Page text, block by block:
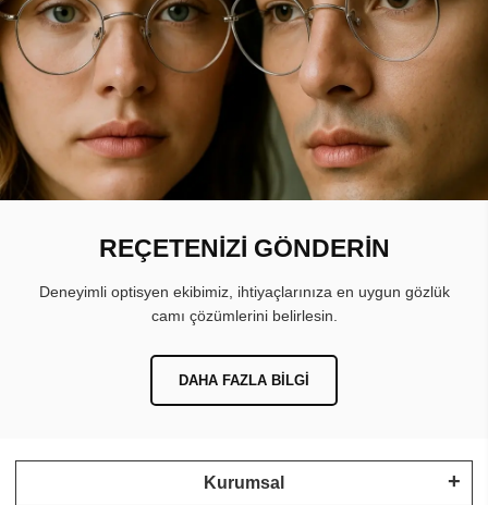
REÇETENİZİ GÖNDERİN
Deneyimli optisyen ekibimiz, ihtiyaçlarınıza en uygun gözlük
camı çözümlerini belirlesin.
DAHA FAZLA BILGI
Kurumsal